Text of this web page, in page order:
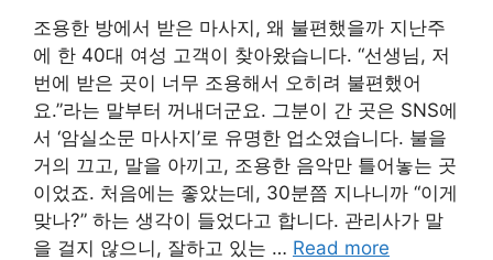
조용한 방에서 받은 마사지, 왜 불편했을까 지난주
에 한 40대 여성 고객이 찾아왔습니다. “선생님, 저
번에 받은 곳이 너무 조용해서 오히려 불편했어
요.”라는 말부터 꺼내더군요. 그분이 간 곳은 SNS에
서 ‘암실소문 마사지’로 유명한 업소였습니다. 불을
거의 끄고, 말을 아끼고, 조용한 음악만 틀어놓는 곳
이었죠. 처음에는 좋았는데, 30분쯤 지나니까 “이게
맞나?” 하는 생각이 들었다고 합니다. 관리사가 말
을 걸지 않으니, 잘하고 있는 … Read more